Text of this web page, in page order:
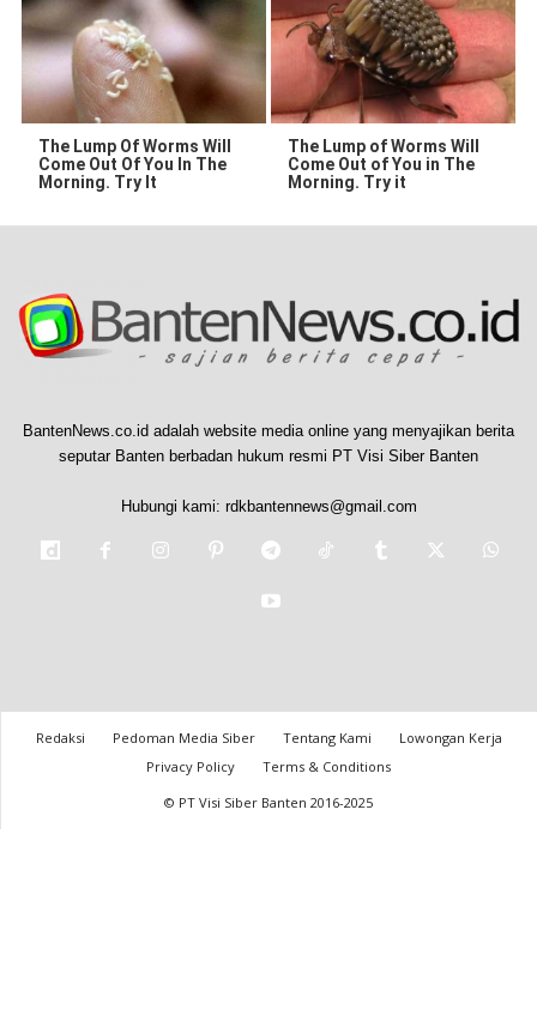
The Lump Of Worms Will
Come Out Of You In The
Morning. Try It
The Lump of Worms Will
Come Out of You in The
Morning. Try it
BantenNews.co.id adalah website media online yang menyajikan berita
seputar Banten berbadan hukum resmi PT Visi Siber Banten
Hubungi kami: rdkbantennews@gmail.com
Redaksi Pedoman Media Siber Tentang Kami
Lowongan Kerja
Privacy Policy
Terms & Conditions
© PT Visi Siber Banten 2016-2025